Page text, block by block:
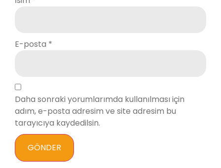
E-posta *
Daha sonraki yorumlarımda kullanılması için
adım, e-posta adresim ve site adresim bu
tarayıcıya kaydedilsin.